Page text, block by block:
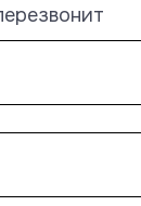
«РамХаус»
д. 16, корп. 1,